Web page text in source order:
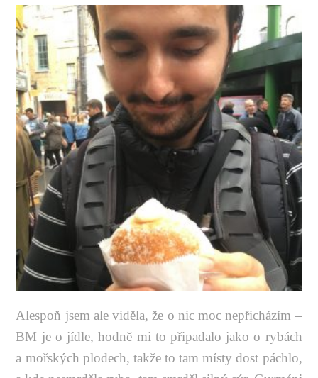
Alespoň jsem ale viděla, že o nic moc nepřicházím –
BM je o jídle, hodně mi to připadalo jako o rybách
a mořských plodech, takže to tam místy dost páchlo,